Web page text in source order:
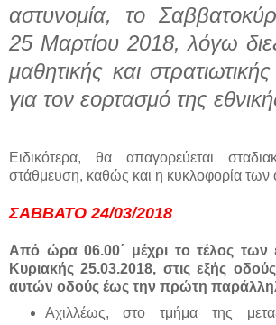
αστυνομία, το
25 Μαρτίου 2018, λόγω
μαθητικής και
για τον εορτασμό της
Ειδικότερα, θα απαγορεύεται
στάθμευση, καθώς και η κυκλοφορία
ΣΑΒΒΑΤΟ 24/03/2018
Από ώρα 06.00΄ μέχρι το τέλος των
Κυριακής 25.03.2018, στις εξής οδούς
αυτών οδούς έως την πρώτη
Αχιλλέως, στο τμήμα της